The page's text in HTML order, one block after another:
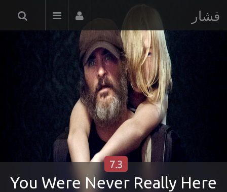
فشار
You Were Never Really Here
7.3